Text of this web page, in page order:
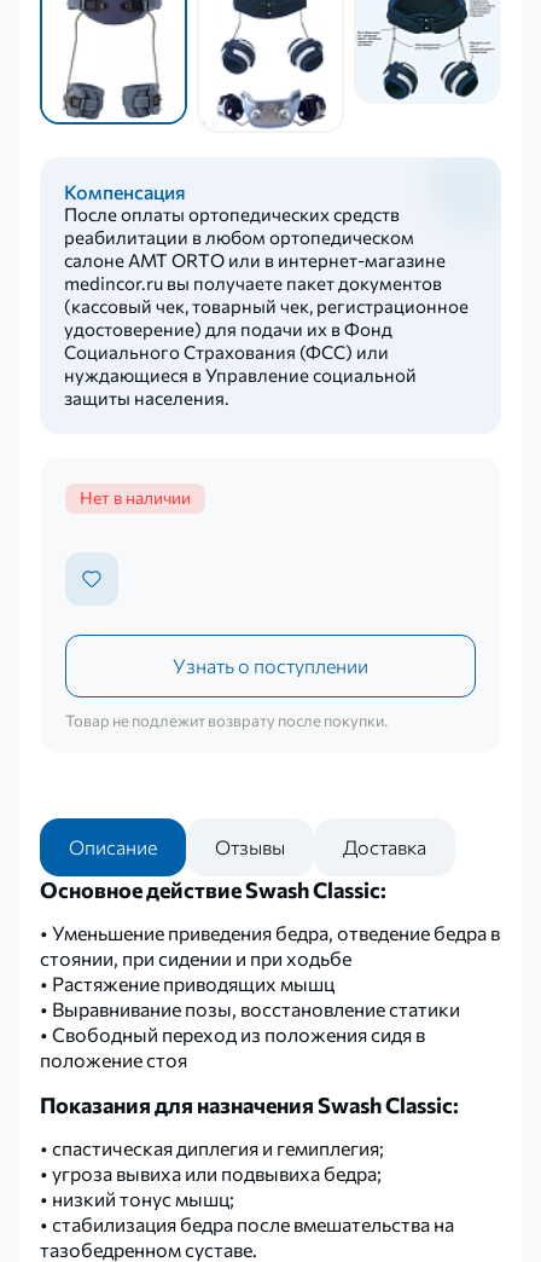
Компенсация
После оплаты ортопедических средств
реабилитации в любом ортопедическом
салоне AMT ORTO или в интернет-магазине
medincor.ru вы получаете пакет документов
(кассовый чек, товарный чек, регистрационное
удостоверение) для подачи их в Фонд
Социального Страхования (ФСС) или
нуждающиеся в Управление социальной
защиты населения.
Нет в наличии
Узнать о поступлении
Товар не подлежит возврату после покупки.
Описание Отзывы Доставка
Основное действие Swash Classic:
• Уменьшение приведения бедра, отведение бедра в
стоянии, при сидении и при ходьбе
• Растяжение приводящих мышц
• Выравнивание позы, восстановление статики
• Свободный переход из положения сидя в
положение стоя
Показания для назначения Swash Classic:
• спастическая диплегия и гемиплегия;
• угроза вывиха или подвывиха бедра;
• низкий тонус мышц;
• стабилизация бедра после вмешательства на
тазобедренном суставе.